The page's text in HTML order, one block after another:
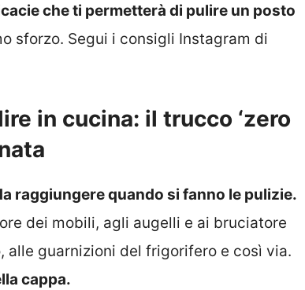
che ti permetterà di pulire un posto
sforzo. Segui i consigli Instagram di
in cucina: il trucco ‘zero
raggiungere quando si fanno le pulizie.
dei mobili, agli augelli e ai bruciatore
guarnizioni del frigorifero e così via.
cappa.